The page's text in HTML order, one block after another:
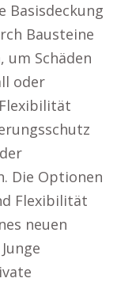
Basisdeckung
Bausteine
um Schäden
oder
Die Optionen
Flexibilität
neuen